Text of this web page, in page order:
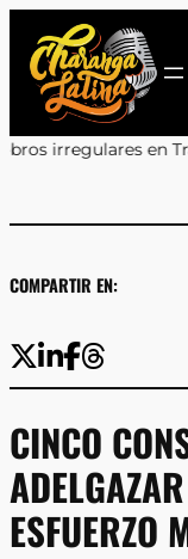
contenido
COMPARTIR EN:
CINCO
ESFUERZO